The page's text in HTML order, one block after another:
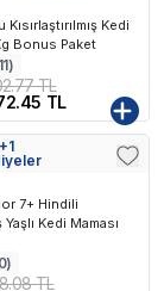
Kedi
Bonus Paket
)
TL
TL
+1
7+ Hindili
Yaşlı Kedi Maması
)
TL